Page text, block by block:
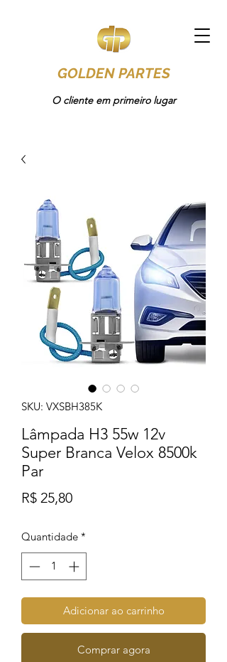
GOLDEN PARTES
O cliente em primeiro lugar
SKU: VXSBH385K
Lâmpada H3 55w 12v
Super Branca Velox 8500k
Par
R$ 25,80Preço
Quantidade *
Adicionar ao carrinho
Comprar agora